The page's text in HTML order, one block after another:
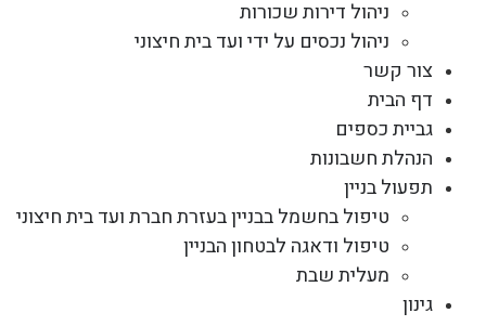
ניהול דירות שכורות
ניהול נכסים על ידי ועד בית חיצוני
צור קשר
דף הבית
גביית כספים
הנהלת חשבונות
תפעול בניין
טיפול בחשמל בבניין בעזרת חברת ועד בית חיצוני
טיפול ודאגה לבטחון הבניין
מעלית שבת
גינון